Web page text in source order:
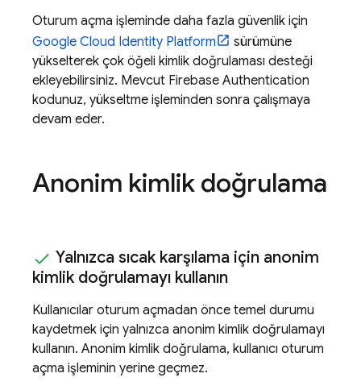
Oturum açma işleminde daha fazla güvenlik için
Google Cloud Identity Platform
sürümüne
yükselterek çok öğeli kimlik doğrulaması desteği
ekleyebilirsiniz. Mevcut Firebase Authentication
kodunuz, yükseltme işleminden sonra çalışmaya
devam eder.
Anonim kimlik doğrulama
Yalnızca sıcak karşılama için anonim
kimlik doğrulamayı kullanın
Kullanıcılar oturum açmadan önce temel durumu
kaydetmek için yalnızca anonim kimlik doğrulamayı
kullanın. Anonim kimlik doğrulama, kullanıcı oturum
açma işleminin yerine geçmez.